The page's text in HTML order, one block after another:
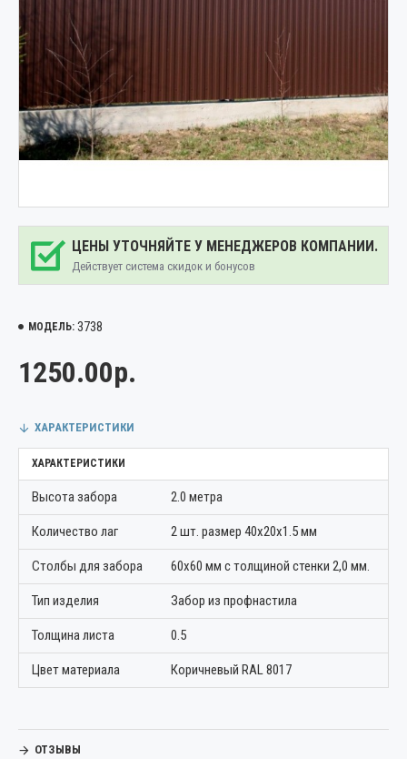
ЦЕНЫ УТОЧНЯЙТЕ У МЕНЕДЖЕРОВ КОМПАНИИ.
Действует система скидок и бонусов
МОДЕЛЬ: 3738
1250.00р.
ХАРАКТЕРИСТИКИ
ХАРАКТЕРИСТИКИ
Высота забора 2.0 метра
Количество лаг 2 шт. размер 40х20х1.5 мм
Столбы для забора 60х60 мм с толщиной стенки 2,0 мм.
Тип изделия Забор из профнастила
Толщина листа 0.5
Цвет материала Коричневый RAL 8017
ОТЗЫВЫ